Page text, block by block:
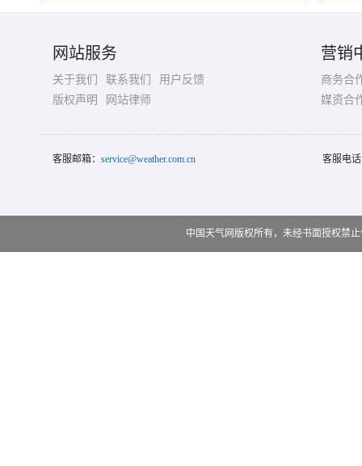
网站服务
关于我们 联系我们
用户反馈
版权声明
网站律师
营销
商务合
媒资合
客服邮箱： service@weather.com.cn 客服电
中国天气网版权所有，未经书面授权